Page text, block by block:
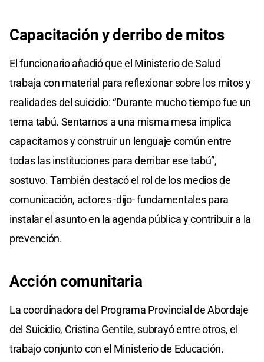
Capacitación y derribo de mitos
El funcionario añadió que el Ministerio de Salud
trabaja con material para reflexionar sobre los mitos y
realidades del suicidio: “Durante mucho tiempo fue un
tema tabú. Sentarnos a una misma mesa implica
capacitarnos y construir un lenguaje común entre
todas las instituciones para derribar ese tabú”,
sostuvo. También destacó el rol de los medios de
comunicación, actores -dijo- fundamentales para
instalar el asunto en la agenda pública y contribuir a la
prevención.
Acción comunitaria
La coordinadora del Programa Provincial de Abordaje
del Suicidio, Cristina Gentile, subrayó entre otros, el
trabajo conjunto con el Ministerio de Educación.